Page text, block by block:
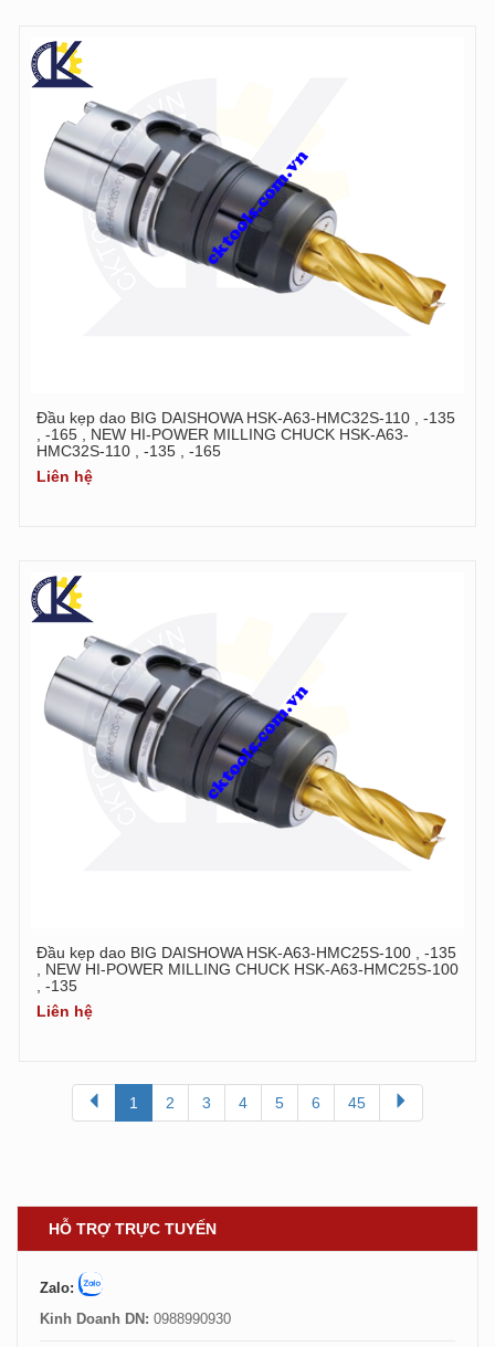
HỖ TRỢ TRỰC TUYẾN
Zalo:
Kinh Doanh DN: 0988990930
Đầu kẹp dao BIG DAISHOWA HSK-A63-HMC32S-110 , -135
, -165 , NEW HI-POWER MILLING CHUCK HSK-A63-
HMC32S-110 , -135 , -165
Liên hệ
Đầu kẹp dao BIG DAISHOWA HSK-A63-HMC25S-100 , -135
, NEW HI-POWER MILLING CHUCK HSK-A63-HMC25S-100
, -135
Liên hệ
1 2 3 4 5 6 45